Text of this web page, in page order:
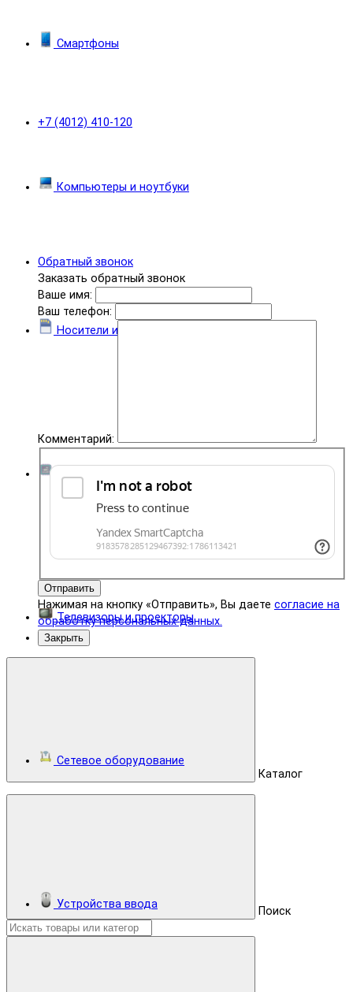
+7 (4012) 410-120
Обратный звонок
Заказать обратный звонок
Ваше имя:
Ваш телефон:
Комментарий:
Отправить
Нажимая на кнопку «Отправить», Вы даете согласие на
обработку персональных данных.
Закрыть
Каталог
Поиск
Смартфоны
Компьютеры и ноутбуки
Носители информации
Комплектующие
Телевизоры и проекторы
Сетевое оборудование
Устройства ввода